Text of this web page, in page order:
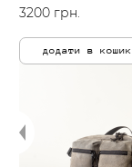
3200 грн.
додати в кошик